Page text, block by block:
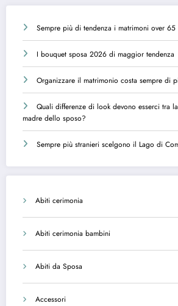
Sempre più di tendenza i matrimoni over 65
I bouquet sposa 2026 di maggior tendenza
Organizzare il matrimonio costa sempre di
Quali differenze di look devono esserci tra
madre dello sposo?
Sempre più stranieri scelgono il Lago di
Abiti cerimonia
Abiti cerimonia bambini
Abiti da Sposa
Accessori